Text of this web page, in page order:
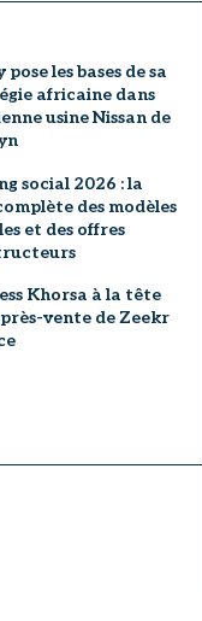
pose les bases de sa
africaine dans
usine Nissan de
social 2026 : la
des modèles
et des offres
Khorsa à la tête
vente de Zeekr